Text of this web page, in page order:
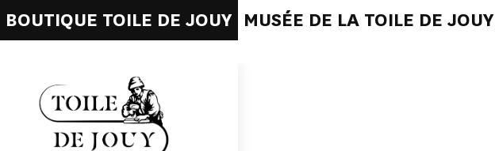
BOUTIQUE TOILE DE JOUY MUSÉE DE LA TOILE DE JOUY